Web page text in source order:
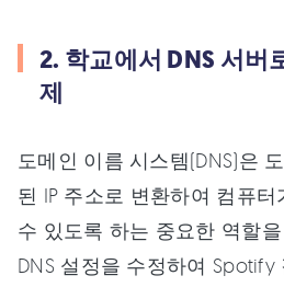
2. 학교에서 DNS 서
제
도메인 이름 시스템(DNS)은
된 IP 주소로 변환하여 컴퓨
수 있도록 하는 중요한 역할
DNS 설정을 수정하여